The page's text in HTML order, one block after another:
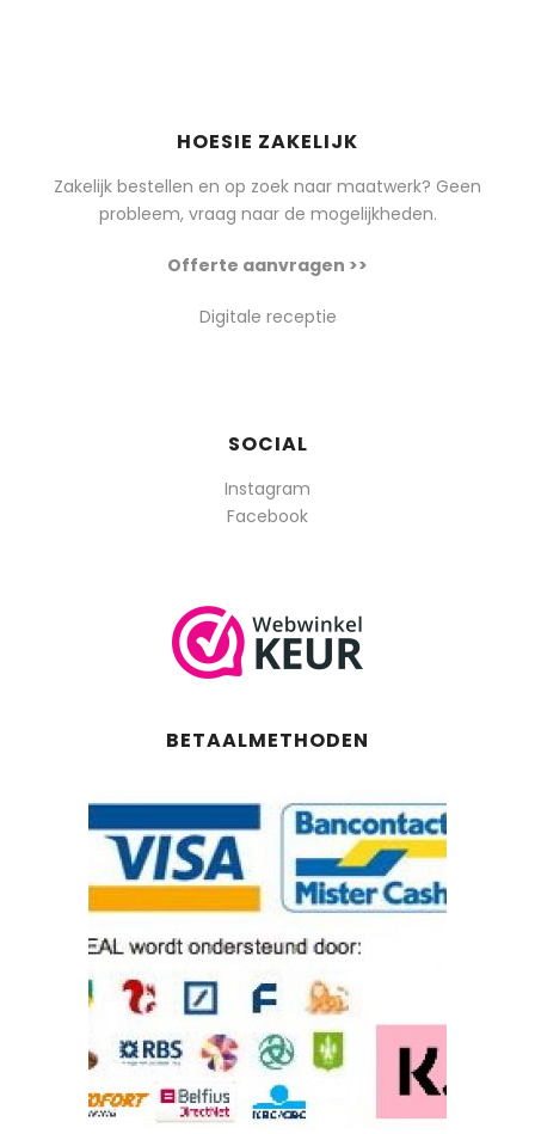
HOESIE ZAKELIJK
Zakelijk bestellen en op zoek naar maatwerk? Geen
probleem, vraag naar de mogelijkheden.
Offerte aanvragen >>
Digitale receptie
SOCIAL
Instagram
Facebook
BETAALMETHODEN